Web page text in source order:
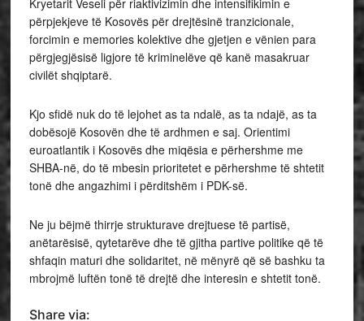
përpjekjeve të Kosovës për drejtësinë tranzicionale,
forcimin e memories kolektive dhe gjetjen e vënien para
përgjegjësisë ligjore të kriminelëve që kanë masakruar
civilët shqiptarë.
Kjo sfidë nuk do të lejohet as ta ndalë, as ta ndajë, as ta
dobësojë Kosovën dhe të ardhmen e saj. Orientimi
euroatlantik i Kosovës dhe miqësia e përhershme me
SHBA-në, do të mbesin prioritetet e përhershme të shtetit
tonë dhe angazhimi i përditshëm i PDK-së.
Ne ju bëjmë thirrje strukturave drejtuese të partisë,
anëtarësisë, qytetarëve dhe të gjitha partive politike që të
shfaqin maturi dhe solidaritet, në mënyrë që së bashku ta
mbrojmë luftën tonë të drejtë dhe interesin e shtetit tonë.
Share via: